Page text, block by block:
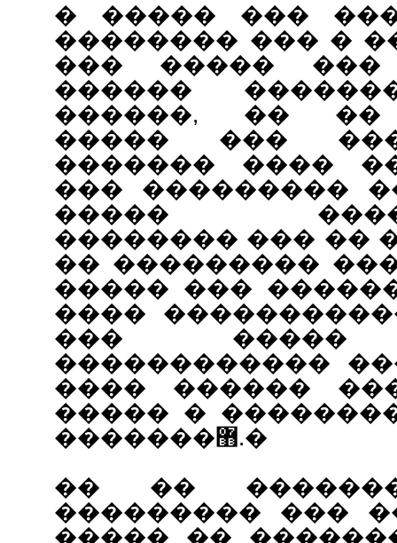
� ����� ���
�������� ��� �
��� ����� ���
������
������, �� ��
����� ���
������� ����
��� ���������
�����
�������� ��� ��
�� ���������
����� ���
����
��� �����
������������
���� ������
����� �
�������޻.�
�� ��
��������� ���
����� ��